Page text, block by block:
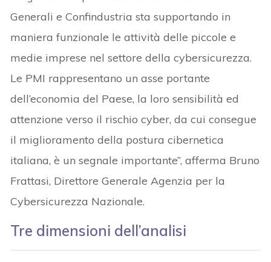
Generali e Confindustria sta supportando in
maniera funzionale le attività delle piccole e
medie imprese nel settore della cybersicurezza.
Le PMI rappresentano un asse portante
dell’economia del Paese, la loro sensibilità ed
attenzione verso il rischio cyber, da cui consegue
il miglioramento della postura cibernetica
italiana, è un segnale importante”, afferma Bruno
Frattasi, Direttore Generale Agenzia per la
Cybersicurezza Nazionale.
Tre dimensioni dell’analisi